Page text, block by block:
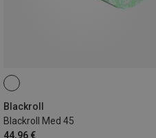
Blackroll
Blackroll Med 45
44,96 €